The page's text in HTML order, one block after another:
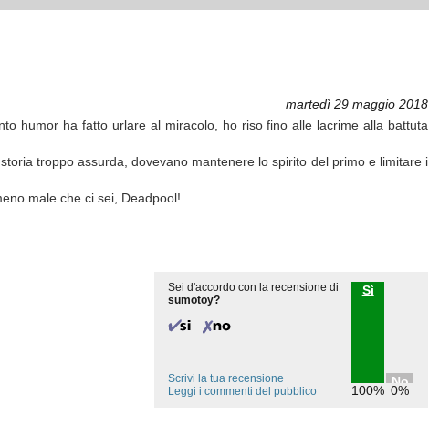
martedì 29 maggio 2018
humor ha fatto urlare al miracolo, ho riso fino alle lacrime alla battuta
troppo assurda, dovevano mantenere lo spirito del primo e limitare i
male che ci sei, Deadpool!
Sei d'accordo con la recensione di
sumotoy?
Sì
100%
No
0%
Scrivi la tua recensione
Leggi i commenti del pubblico